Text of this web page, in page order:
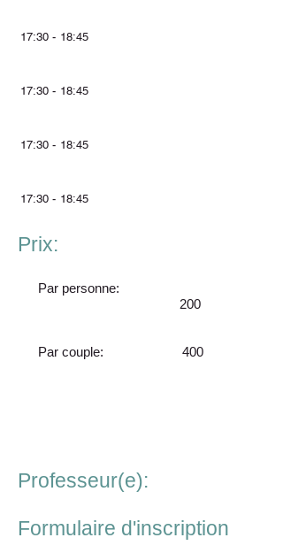
17:30 - 18:45
17:30 - 18:45
17:30 - 18:45
17:30 - 18:45
Prix:
Par personne:
200
Par couple: 400
Professeur(e):
Formulaire d'inscription